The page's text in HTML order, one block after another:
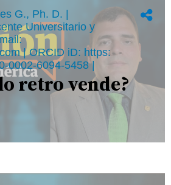
G., Ph. D. |
Universitario y
| ORCID iD: https:
0002-6094-5458 |
retro vende?